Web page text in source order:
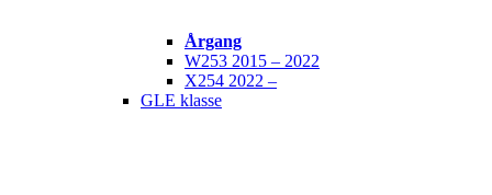
Årgang
W253 2015 – 2022
X254 2022 –
GLE klasse